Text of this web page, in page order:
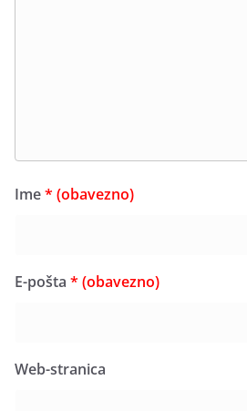
Ime* (obavezno)
E-pošta * (obavezno)
Web-stranica